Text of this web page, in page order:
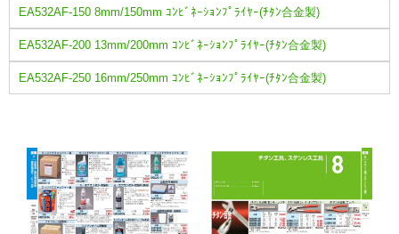
EA532AF-150 8mm/150mm ｺﾝﾋﾞﾈｰｼｮﾝﾌﾟﾗｲﾔｰ(ﾁﾀﾝ合金製)
EA532AF-200 13mm/200mm ｺﾝﾋﾞﾈｰｼｮﾝﾌﾟﾗｲﾔｰ(ﾁﾀﾝ合金製)
EA532AF-250 16mm/250mm ｺﾝﾋﾞﾈｰｼｮﾝﾌﾟﾗｲﾔｰ(ﾁﾀﾝ合金製)